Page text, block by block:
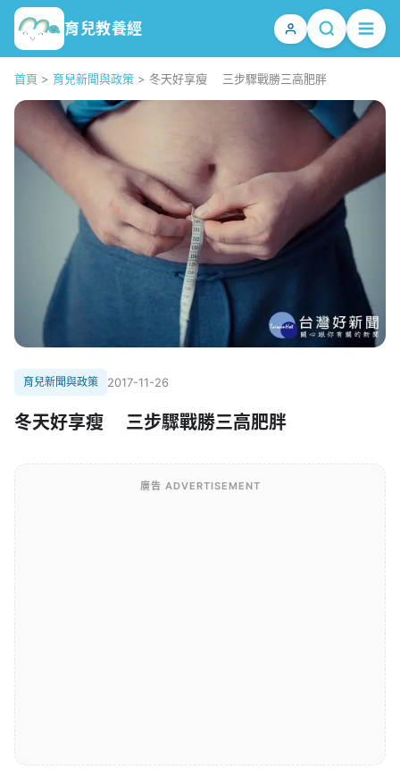
育兒教養經
首頁 > 育兒新聞與政策 > 冬天好享瘦 三步驟戰勝三高肥胖
育兒新聞與政策 2017-11-26
冬天好享瘦 三步驟戰勝三高肥胖
廣告 ADVERTISEMENT